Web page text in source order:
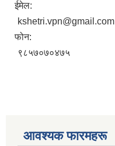
ईमेल:
kshetri.vpn@gmail.com
फोन:
९८५७०७०४७५
आवश्यक फारमहरू